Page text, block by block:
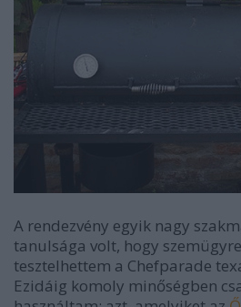
A rendezvény egyik nagy
tanulsága volt, hogy
tesztelhettem a Chefparade
Ezidáig komoly minőségben